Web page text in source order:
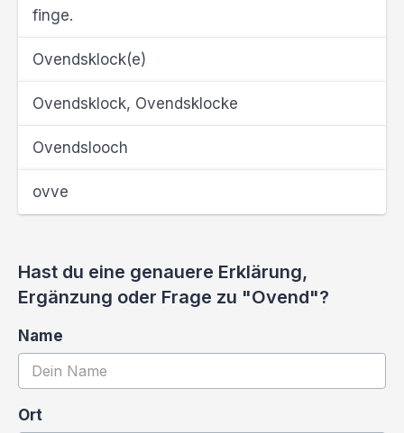
finge.
Ovendsklock(e)
Ovendsklock, Ovendsklocke
Ovendslooch
ovve
Hast du eine genauere Erklärung,
Ergänzung oder Frage zu "Ovend"?
Name
Ort